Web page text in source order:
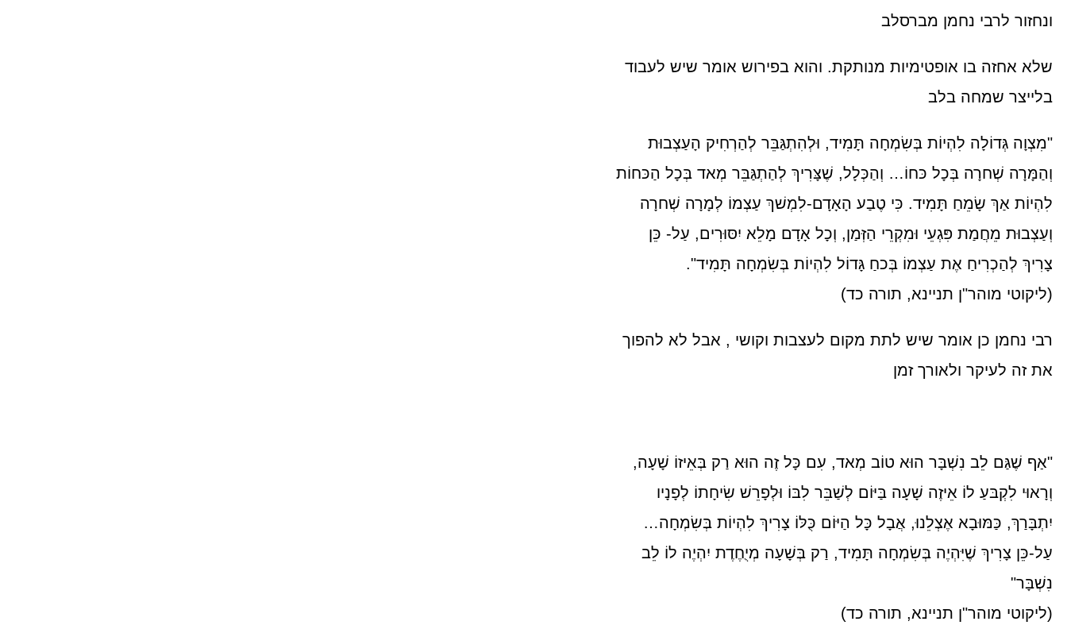
ונחזור לרבי נחמן מברסלב
שלא אחזה בו אופטימיות מנותקת. והוא בפירוש אומר שיש לעבוד
בלייצר שמחה בלב
"מִצְוָה גְּדוֹלָה לִהְיוֹת בְּשִׂמְחָה תָּמִיד, וּלְהִתְגַּבֵּר לְהַרְחִיק הָעַצְבוּת
וְהַמָּרָה שְׁחרָה בְּכָל כּחוֹ… וְהַכְּלָל, שֶׁצָּרִיךְ לְהַתְגַּבֵּר מְאד בְּכָל הַכּחוֹת
לִהְיוֹת אַךְ שָׂמֵחַ תָּמִיד. כִּי טֶבַע הָאָדָם-לִמְשׁךְ עַצְמוֹ לְמָרָה שְׁחרָה
וְעַצְבוּת מֵחֲמַת פִּגְעֵי וּמִקְרֵי הַזְּמַן, וְכָל אָדָם מָלֵא יִסּוּרִים, עַל- כֵּן
צָרִיךְ לְהַכְרִיחַ אֶת עַצְמוֹ בְּכחַ גָּדוֹל לִהְיוֹת בְּשִׂמְחָה תָּמִיד".
(ליקוטי מוהר"ן תניינא, תורה כד)
רבי נחמן כן אומר שיש לתת מקום לעצבות וקושי , אבל לא להפוך
את זה לעיקר ולאורך זמן
"אַף שֶׁגַּם לֵב נִשְׁבָּר הוּא טוֹב מְאד, עִם כָּל זֶה הוּא רַק בְּאֵיזוֹ שָׁעָה,
וְרָאוּי לִקְבּעַ לוֹ אֵיזֶה שָׁעָה בַּיּוֹם לְשַׁבֵּר לִבּוֹ וּלְפָרֵשׁ שִׂיחָתוֹ לְפָנָיו
יִתְבָּרַךְ, כַּמּוּבָא אֶצְלֵנוּ, אֲבָל כָּל הַיּוֹם כֻּלּוֹ צָרִיךְ לִהְיוֹת בְּשִׂמְחָה…
עַל-כֵּן צָרִיךְ שֶׁיִּהְיֶה בְּשִׂמְחָה תָּמִיד, רַק בְּשָׁעָה מְיֻחֶדֶת יִהְיֶה לוֹ לֵב
נִשְׁבָּר"
(ליקוטי מוהר"ן תניינא, תורה כד)